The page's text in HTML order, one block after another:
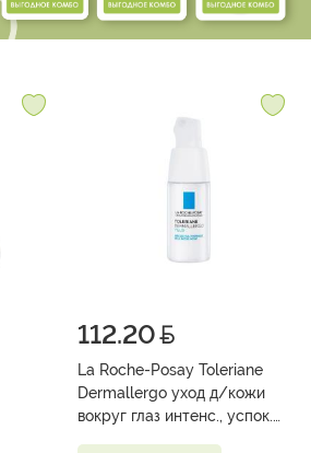
112.20
La Roche-Posay Toleriane
Dermallergo уход д/кожи
вокруг глаз интенс., успок.